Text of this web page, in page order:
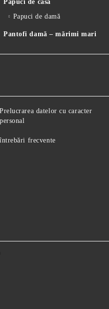
Papuci de casă
Papuci de damă
Pantofi damă – mărimi mari
Prelucrarea datelor cu caracter
personal
întrebări frecvente